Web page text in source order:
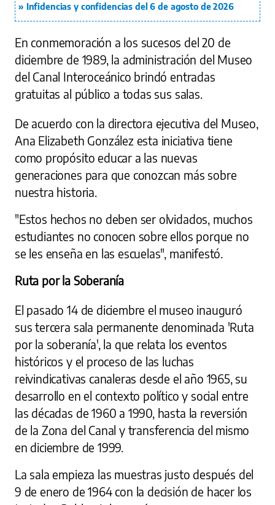
Infidencias y confidencias del 6 de agosto de 2026
En conmemoración a los sucesos del 20 de
diciembre de 1989, la administración del Museo
del Canal Interoceánico brindó entradas
gratuitas al público a todas sus salas.
De acuerdo con la directora ejecutiva del Museo,
Ana Elizabeth González esta iniciativa tiene
como propósito educar a las nuevas
generaciones para que conozcan más sobre
nuestra historia.
"Estos hechos no deben ser olvidados, muchos
estudiantes no conocen sobre ellos porque no
se les enseña en las escuelas", manifestó.
Ruta por la Soberanía
El pasado 14 de diciembre el museo inauguró
sus tercera sala permanente denominada 'Ruta
por la soberanía', la que relata los eventos
históricos y el proceso de las luchas
reivindicativas canaleras desde el año 1965, su
desarrollo en el contexto político y social entre
las décadas de 1960 a 1990, hasta la reversión
de la Zona del Canal y transferencia del mismo
en diciembre de 1999.
La sala empieza las muestras justo después del
9 de enero de 1964 con la decisión de hacer los